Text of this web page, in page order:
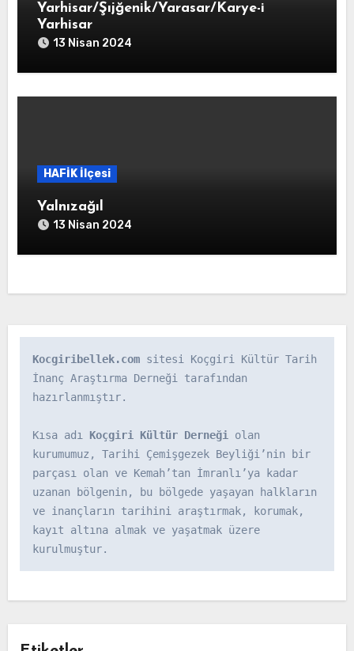
Yarhisar/Şıjğenik/Yarasar/Karye-i
Yarhisar
13 Nisan 2024
HAFİK İlçesi
Yalnızağıl
13 Nisan 2024
Kocgiribellek.com sitesi Koçgiri Kültür Tarih
İnanç Araştırma Derneği tarafından
hazırlanmıştır.
Kısa adı Koçgiri Kültür Derneği olan
kurumumuz, Tarihi Çemişgezek Beyliği’nin bir
parçası olan ve Kemah’tan İmranlı’ya kadar
uzanan bölgenin, bu bölgede yaşayan halkların
ve inançların tarihini araştırmak, korumak,
kayıt altına almak ve yaşatmak üzere
kurulmuştur.